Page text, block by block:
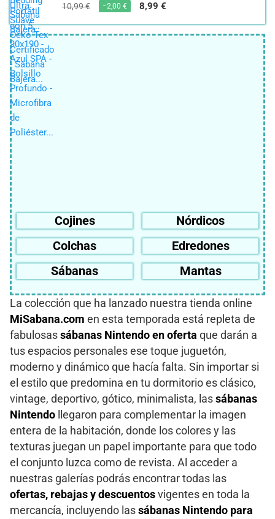
10,99 € −2,00 € 8,99 €
Cojines
Nórdicos
Colchas
Edredones
Sábanas
Mantas
La colección que ha lanzado nuestra tienda online
MiSabana.com en esta temporada está repleta de
fabulosas sábanas Nintendo en oferta que darán a
tus espacios personales ese toque juguetón,
moderno y dinámico que hacía falta. Sin importar si
el estilo que predomina en tu dormitorio es clásico,
vintage, deportivo, gótico, minimalista, las sábanas
Nintendo llegaron para complementar la imagen
entera de la habitación, donde los colores y las
texturas juegan un papel importante para que todo
el conjunto luzca como de revista. Al acceder a
nuestras galerías podrás encontrar todas las
ofertas, rebajas y descuentos vigentes en toda la
mercancía, incluyendo las sábanas Nintendo para